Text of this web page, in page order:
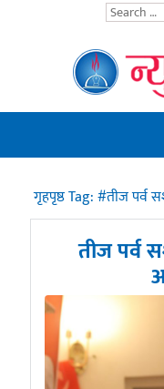
गृहपृष्ठTag:#तीज पर्व
तीज पर्व